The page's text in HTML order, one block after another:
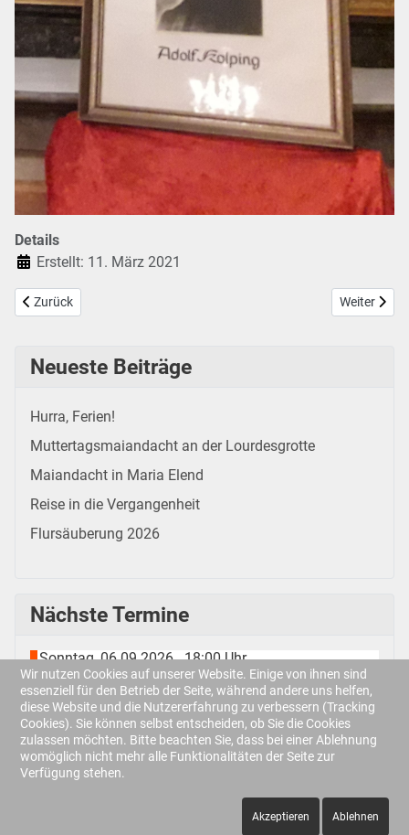
Neueste Beiträge
Hurra, Ferien!
Muttertagsmaiandacht an der Lourdesgrotte
Maiandacht in Maria Elend
Reise in die Vergangenheit
Flursäuberung 2026
Nächste Termine
Sonntag, 06.09.2026-18:00 Uhr
Männerstammtisch
Sonntag, 13.09.2026
Kolping-Kreuz-Fest
Samstag, 19.09.2026
Altpapiersammlung
Details
Erstellt: 11. März 2021
Vorheriger Beitrag: Ostern 2021
Zurück Nächster
Weiter
Wir nutzen Cookies auf unserer Website. Einige von ihnen sind
essenziell für den Betrieb der Seite, während andere uns helfen,
diese Website und die Nutzererfahrung zu verbessern (Tracking
Cookies). Sie können selbst entscheiden, ob Sie die Cookies
zulassen möchten. Bitte beachten Sie, dass bei einer Ablehnung
womöglich nicht mehr alle Funktionalitäten der Seite zur
Verfügung stehen.
Akzeptieren Ablehnen